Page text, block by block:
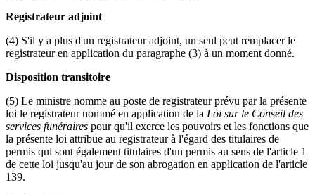
Registrateur adjoint
(4) S'il y a plus d'un registrateur adjoint, un seul peut remplacer le
registrateur en application du paragraphe (3) à un moment donné.
Disposition transitoire
(5) Le ministre nomme au poste de registrateur prévu par la présente
loi le registrateur nommé en application de la Loi sur le Conseil des
services funéraires pour qu'il exerce les pouvoirs et les fonctions que
la présente loi attribue au registrateur à l'égard des titulaires de
permis qui sont également titulaires d'un permis au sens de l'article 1
de cette loi jusqu'au jour de son abrogation en application de l'article
139.